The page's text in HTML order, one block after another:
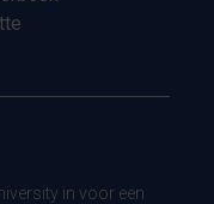
in voor een